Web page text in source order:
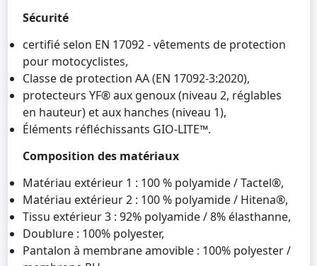
Sécurité
certifié selon EN 17092 - vêtements de protection
pour motocyclistes,
Classe de protection AA (EN 17092-3:2020),
protecteurs YF® aux genoux (niveau 2, réglables
en hauteur) et aux hanches (niveau 1),
Éléments réfléchissants GIO-LITE™.
Composition des matériaux
Matériau extérieur 1 : 100 % polyamide / Tactel®,
Matériau extérieur 2 : 100 % polyamide / Hitena®,
Tissu extérieur 3 : 92% polyamide / 8% élasthanne,
Doublure : 100% polyester,
Pantalon à membrane amovible : 100% polyester /